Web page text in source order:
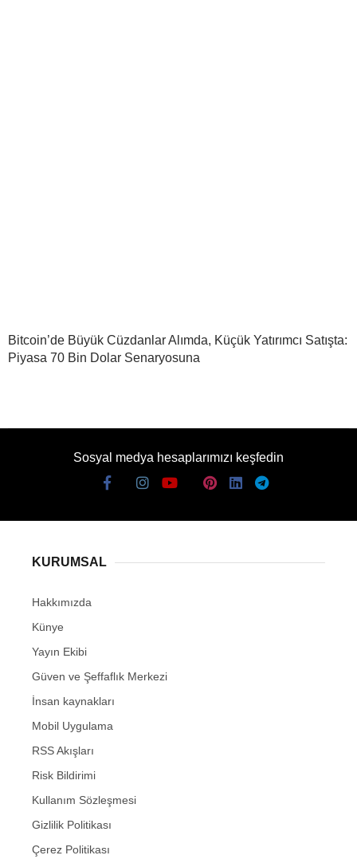
Bitcoin’de Büyük Cüzdanlar Alımda, Küçük Yatırımcı Satışta:
Piyasa 70 Bin Dolar Senaryosuna
Sosyal medya hesaplarımızı keşfedin
KURUMSAL
Hakkımızda
Künye
Yayın Ekibi
Güven ve Şeffaflık Merkezi
İnsan kaynakları
Mobil Uygulama
RSS Akışları
Risk Bildirimi
Kullanım Sözleşmesi
Gizlilik Politikası
Çerez Politikası